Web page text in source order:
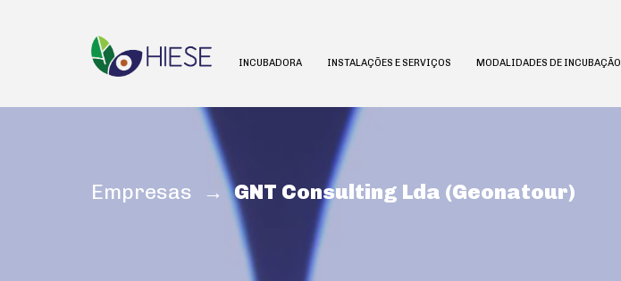
INCUBADORA INSTALAÇÕES E SERVIÇOS MODALIDADES DE INCUBAÇÃO
Empresas → GNT Consulting Lda (Geonatour)